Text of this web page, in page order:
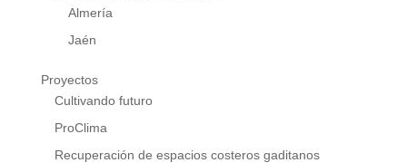
Almería
Jaén
Proyectos
Cultivando futuro
ProClima
Recuperación de espacios costeros gaditanos